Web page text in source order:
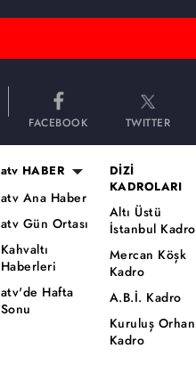
FACEBOOK TWITTER
atv HABER
atv Ana Haber
atv Gün Ortası
Kahvaltı
Haberleri
atv'de Hafta
Sonu
DİZİ
KADROLARI
Altı Üstü
İstanbul Kadro
Mercan Köşk
Kadro
A.B.İ. Kadro
Kuruluş Orhan
Kadro